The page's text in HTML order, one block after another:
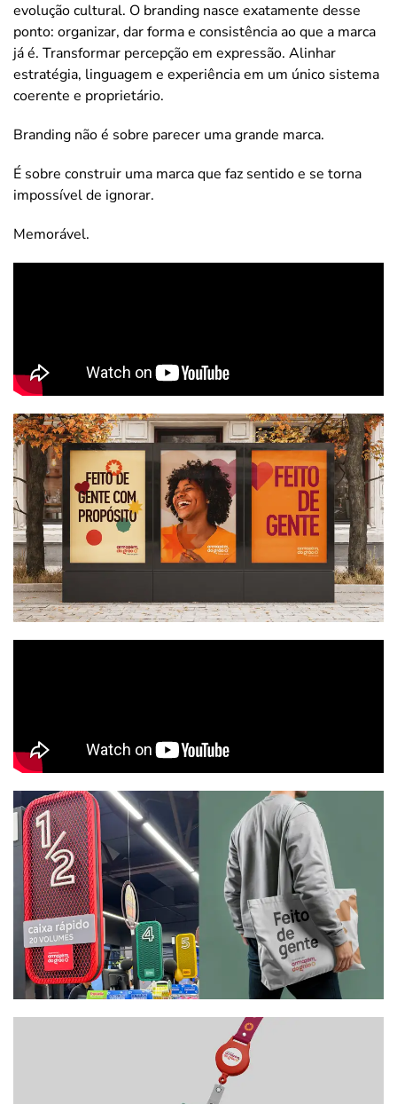
evolução cultural. O branding nasce exatamente desse
ponto: organizar, dar forma e consistência ao que a marca
já é. Transformar percepção em expressão. Alinhar
estratégia, linguagem e experiência em um único sistema
coerente e proprietário.
Branding não é sobre parecer uma grande marca.
É sobre construir uma marca que faz sentido e se torna
impossível de ignorar.
Memorável.